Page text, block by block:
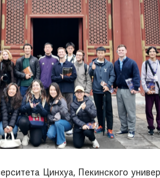
Цинхуа, Пекинского